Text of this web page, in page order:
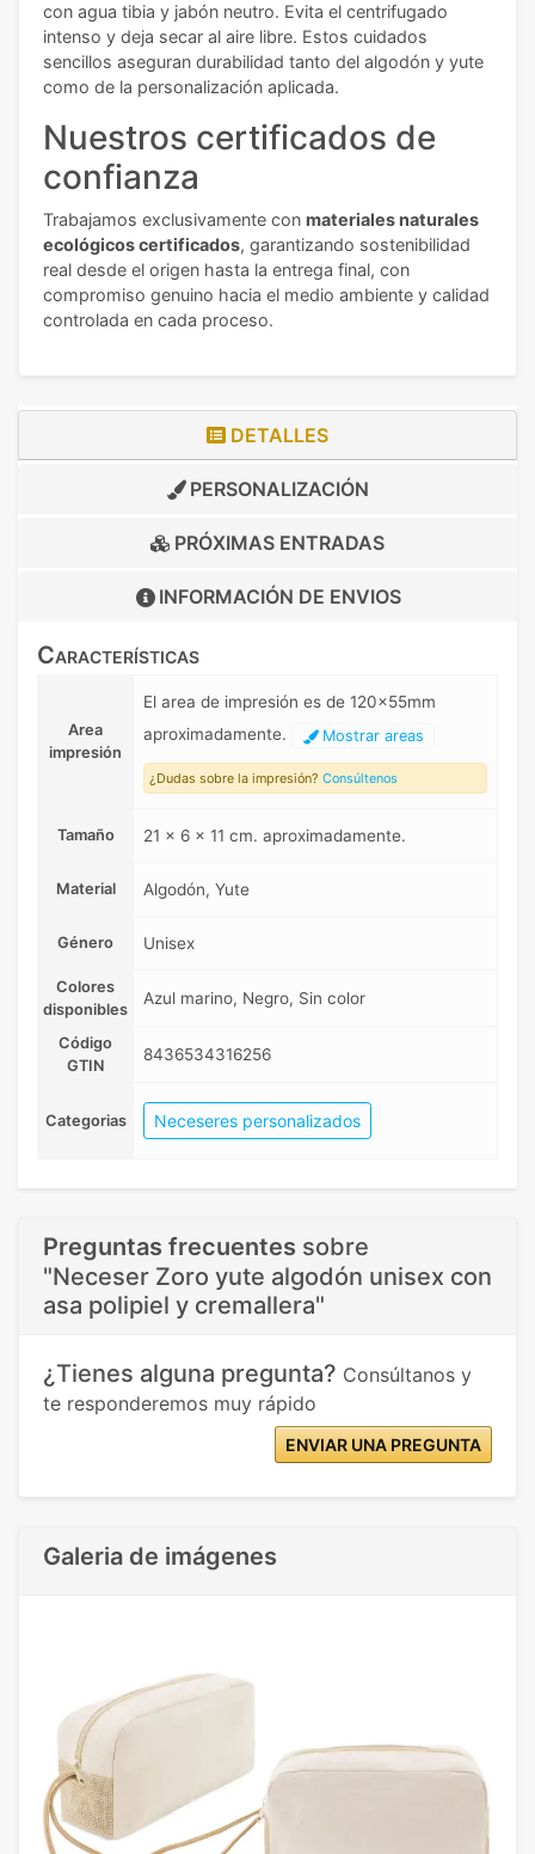
con agua tibia y jabón neutro. Evita el centrifugado
intenso y deja secar al aire libre. Estos cuidados
sencillos aseguran durabilidad tanto del algodón y yute
como de la personalización aplicada.
Nuestros certificados de
confianza
Trabajamos exclusivamente con materiales naturales
ecológicos certificados, garantizando sostenibilidad
real desde el origen hasta la entrega final, con
compromiso genuino hacia el medio ambiente y calidad
controlada en cada proceso.
DETALLES
PERSONALIZACIÓN
PRÓXIMAS ENTRADAS
INFORMACIÓN DE ENVIOS
Características
Area
impresión
El area de impresión es de 120x55mm
aproximadamente.
Mostrar areas
¿Dudas sobre la impresión? Consúltenos
Tamaño 21 x 6 x 11 cm. aproximadamente.
Material Algodón, Yute
Género Unisex
Colores
disponibles
Azul marino, Negro, Sin color
Código
GTIN
8436534316256
Categorias Neceseres personalizados
Preguntas frecuentes sobre
"Neceser Zoro yute algodón unisex con
asa polipiel y cremallera"
¿Tienes alguna pregunta? Consúltanos y
te responderemos muy rápido
ENVIAR UNA PREGUNTA
Galeria de imágenes